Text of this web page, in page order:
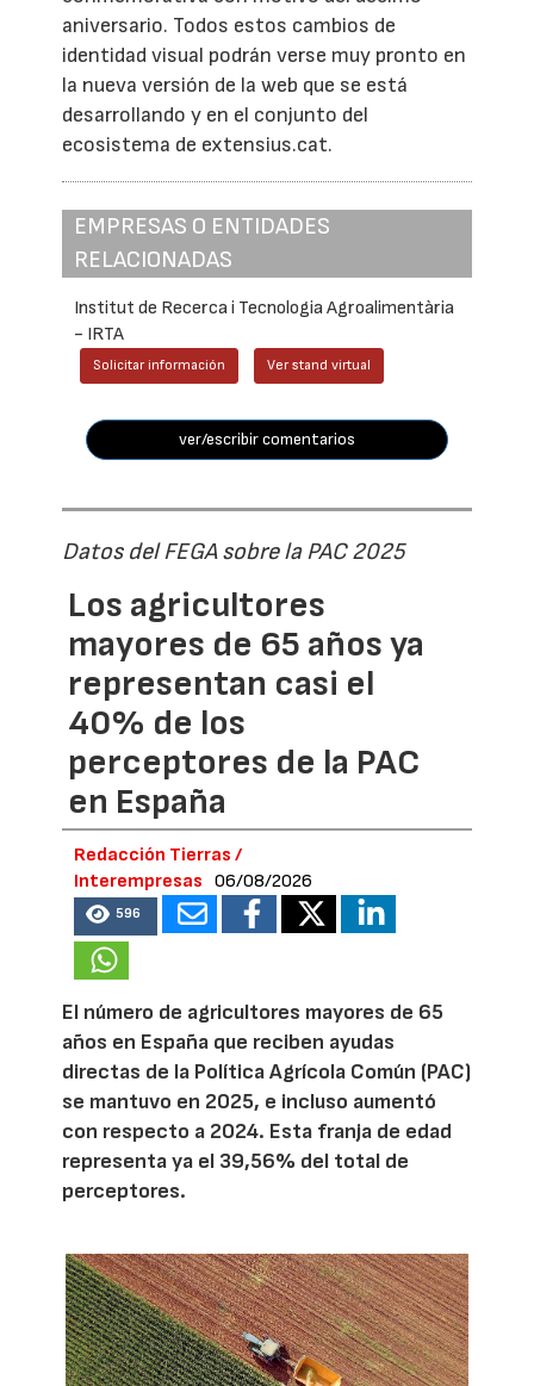
aniversario. Todos estos cambios de
identidad visual podrán verse muy pronto en
la nueva versión de la web que se está
desarrollando y en el conjunto del
ecosistema de extensius.cat.
EMPRESAS O ENTIDADES
RELACIONADAS
Institut de Recerca i Tecnologia Agroalimentària
- IRTA
Solicitar información Ver stand virtual
ver/escribir comentarios
Datos del FEGA sobre la PAC 2025
Los agricultores
mayores de 65 años ya
representan casi el
40% de los
perceptores de la PAC
en España
Redacción Tierras /
Interempresas
06/08/2026
596
El número de agricultores mayores de 65
años en España que reciben ayudas
directas de la Política Agrícola Común (PAC)
se mantuvo en 2025, e incluso aumentó
con respecto a 2024. Esta franja de edad
representa ya el 39,56% del total de
perceptores.